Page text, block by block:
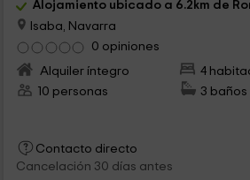
Alojamiento ubicado a 6.2km de
Isaba, Navarra
0 opiniones
Alquiler íntegro
4
10 personas
3 baños
Contacto directo
Cancelación 30 días antes